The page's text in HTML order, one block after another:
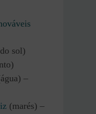
sol)
–
(marés) –